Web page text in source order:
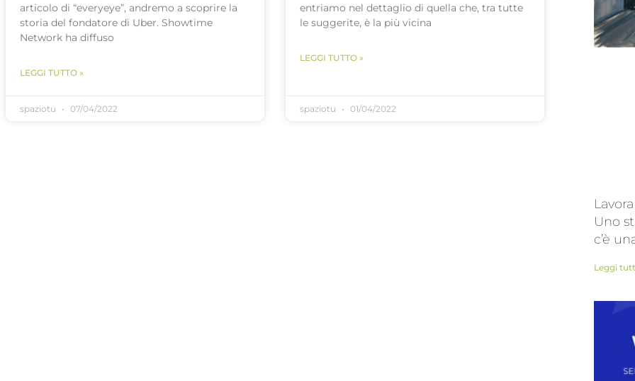
articolo di “everyeye”, andremo a scoprire la
storia del fondatore di Uber. Showtime
Network ha diffuso
LEGGI TUTTO »
spaziotu 07/04/2022
entriamo nel dettaglio di quella che, tra tutte
le suggerite, è la più vicina
LEGGI TUTTO »
spaziotu 01/04/2022
Uno
c’è
Leggi